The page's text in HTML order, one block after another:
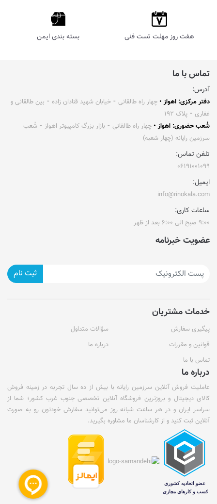
هفت روز مهلت تست فنی بسته بندی ایمن
تماس با ما
آدرس:
دفتر مرکزی: اهواز • چهار راه طالقانی ⁃ خیابان شهید قنادان زاده ⁃ بین طالقانی و
غفاری ⁃ پلاک ۱۹۲
شُعب حضوری: اهواز • چهار راه طالقانی ⁃ بازار بزرگ کامپیوتر اهواز ⁃ شُعب
سرزمین رایانه (چهار شعبه)
تلفن تماس:
۰۶۱۹۱۰۰۱۰۹۹
ایمیل:
info@rinokala.com
ساعات کاری:
۹:۰۰ صبح الی ۶:۰۰ بعد از ظهر
عضویت خبرنامه
ثبت نام
خدمات مشتریان
پیگیری سفارش
سؤالات متداول
قوانین و مقررات
درباره ما
تماس با ما
درباره ما
عاملیت فروش آنلاین سرزمین رایانه با بیش از ده سال تجربه در زمینه فروش
کالای دیجیتال و بروزترین فروشگاه آنلاین تخصصی جنوب غرب کشور؛ شما از
سراسر ایران و در هر ساعت شبانه روز می‌توانید سفارش خودتون رو به صورت
آنلاین ثبت کنید و از کارشناسان ما مشاوره بگیرید.